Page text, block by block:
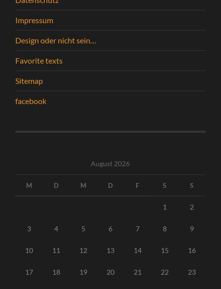
Impressum
Design oder nicht sein…
Favorite texts
Sitemap
facebook
August 2026
M D M D F S S
1 2
3 4 5 6 7 8 9
10 11 12 13 14 15 16
17 18 19 20 21 22 23